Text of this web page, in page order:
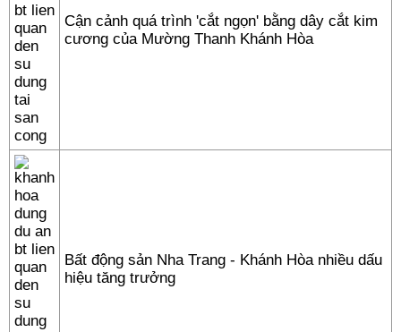
Cận cảnh quá trình 'cắt ngọn' bằng dây cắt kim
cương của Mường Thanh Khánh Hòa
Bất động sản Nha Trang - Khánh Hòa nhiều dấu
hiệu tăng trưởng